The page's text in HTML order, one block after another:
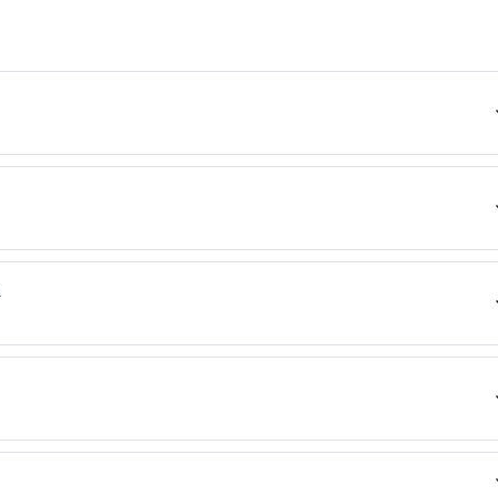
мы являемся представителем многих брендов.
и GOODYEAR добавляем фирменные коробочки с
добавляем черную с трезубцем коробочку или
модели или спортивной) все другие модели
часов. Особенно если покупаете часы на подарок,
коробочки.
оплаты. Возможна: оплата при получении, подписка по
монобанка и пумб, а также оплата LiqРay на